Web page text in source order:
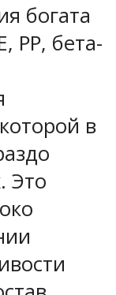
богата
РР, бета-
в
Это